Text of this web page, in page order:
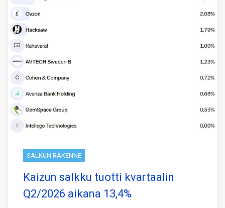
SALKUN RAKENNE
Kaizun salkku tuotti kvartaalin
Q2/2026 aikana 13,4%